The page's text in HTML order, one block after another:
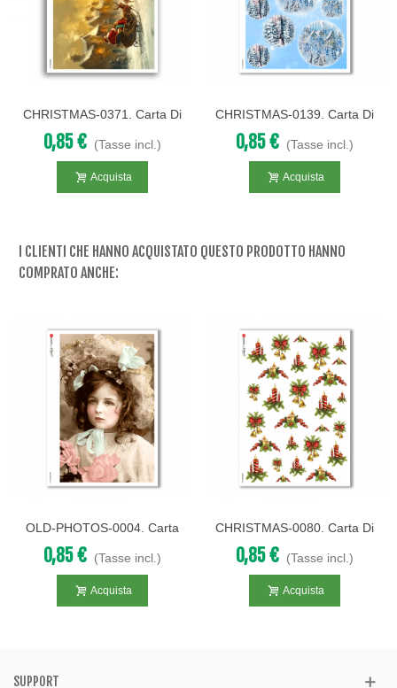
CHRISTMAS-0371. Carta Di
Riso Vittoriana Natale Per
Decoupage.
0,85 € (Tasse incl.)
Acquista
CHRISTMAS-0139. Carta Di
Riso Natale Per Decoupage.
0,85 € (Tasse incl.)
Acquista
I CLIENTI CHE HANNO ACQUISTATO QUESTO PRODOTTO HANNO
COMPRATO ANCHE:
OLD-PHOTOS-0004. Carta
Di Riso Vittoriana Per
Decoupage.
0,85 € (Tasse incl.)
Acquista
CHRISTMAS-0080. Carta Di
Riso Natale Per Decoupage.
0,85 € (Tasse incl.)
Acquista
SUPPORT